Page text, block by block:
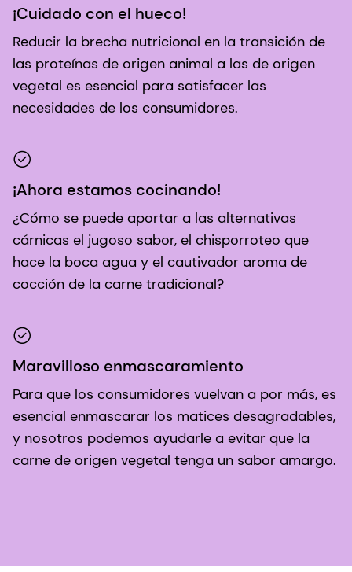
¡Cuidado con el hueco!
Reducir la brecha nutricional en la transición de
las proteínas de origen animal a las de origen
vegetal es esencial para satisfacer las
necesidades de los consumidores.
¡Ahora estamos cocinando!
¿Cómo se puede aportar a las alternativas
cárnicas el jugoso sabor, el chisporroteo que
hace la boca agua y el cautivador aroma de
cocción de la carne tradicional?
Maravilloso enmascaramiento
Para que los consumidores vuelvan a por más, es
esencial enmascarar los matices desagradables,
y nosotros podemos ayudarle a evitar que la
carne de origen vegetal tenga un sabor amargo.